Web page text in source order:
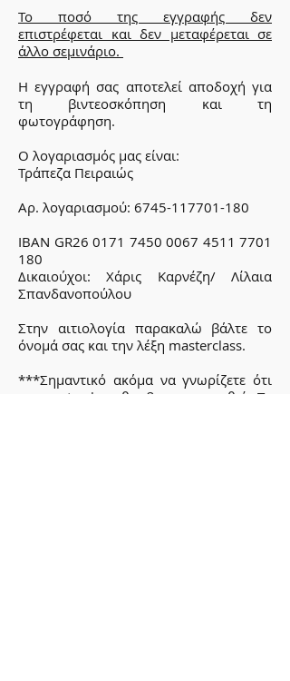
Το ποσό της εγγραφής δεν
επιστρέφεται και δεν μεταφέρεται σε
άλλο σεμινάριο.
Η εγγραφή σας αποτελεί αποδοχή για
τη βιντεοσκόπηση και τη
φωτογράφηση.
Ο λογαριασμός μας είναι:
Τράπεζα Πειραιώς
Αρ. λογαριασμού:6745-117701-180
IBAN GR26 0171 7450 0067 4511 7701
180
Δικαιούχοι: Χάρις Καρνέζη/ Λίλαια
Σπανδανοπούλου
Στην αιτιολογία παρακαλώ βάλτε το
όνομά σας και την λέξη masterclass.
***Σημαντικό ακόμα να γνωρίζετε ότι
το masterclass θα βιντεοσκοπηθεί. Το